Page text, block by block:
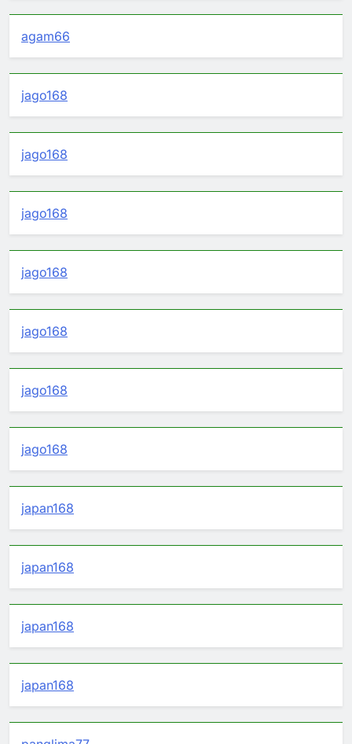
agam66
jago168
jago168
jago168
jago168
jago168
jago168
jago168
japan168
japan168
japan168
japan168